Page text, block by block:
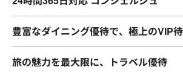
豊富なダイニング優待で、極上のVIP
旅の魅力を最大限に、トラベル優待